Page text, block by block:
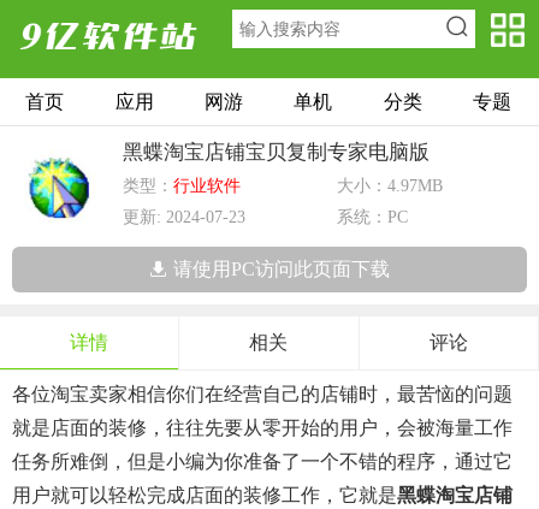
首页 应用 网游 单机 分类 专题
黑蝶淘宝店铺宝贝复制专家电脑版
类型： 行业软件
大小：4.97MB
更新: 2024-07-23
系统：PC
请使用PC访问此页面下载
详情 相关 评论
各位淘宝卖家相信你们在经营自己的店铺时，最苦恼的问题
就是店面的装修，往往先要从零开始的用户，会被海量工作
任务所难倒，但是小编为你准备了一个不错的程序，通过它
用户就可以轻松完成店面的装修工作，它就是黑蝶淘宝店铺